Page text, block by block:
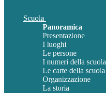
Scuola
Panoramica
Presentazione
I luoghi
Le persone
I numeri della scuola
Le carte della scuola
Organizzazione
La storia